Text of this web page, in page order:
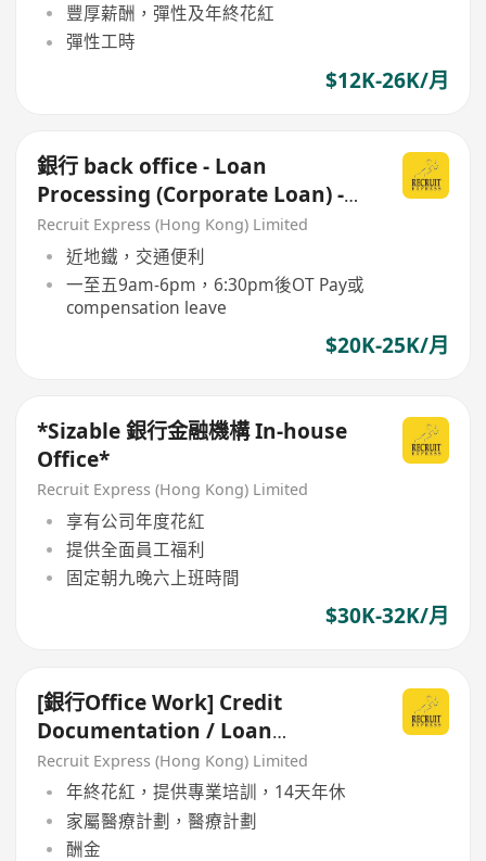
豐厚薪酬，彈性及年終花紅
彈性工時
$12K-26K/月
銀行 back office - Loan
Processing (Corporate Loan) -
Back office (MAKER)
Recruit Express (Hong Kong) Limited
近地鐵，交通便利
一至五9am-6pm，6:30pm後OT Pay或
compensation leave
$20K-25K/月
*Sizable 銀行金融機構 In-house
Office*
Recruit Express (Hong Kong) Limited
享有公司年度花紅
提供全面員工福利
固定朝九晚六上班時間
$30K-32K/月
[銀行Office Work] Credit
Documentation / Loan
Administration
Recruit Express (Hong Kong) Limited
年終花紅，提供專業培訓，14天年休
家屬醫療計劃，醫療計劃
酬金